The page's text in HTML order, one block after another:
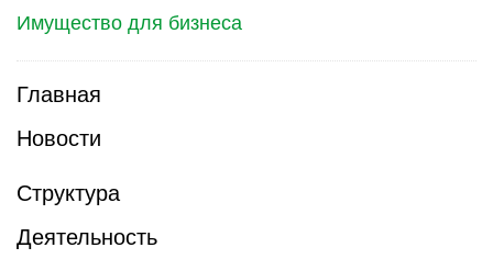
Имущество для бизнеса
Главная
Новости
Структура
Деятельность